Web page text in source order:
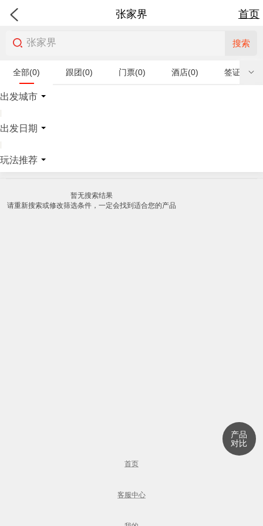
张家界 首页
搜索
全部(0) 跟团(0) 门票(0) 酒店(0) 签证(0)
特产商品(0)
出发城市
|
出发日期
|
玩法推荐
暂无搜索结果
请重新搜索或修改筛选条件，一定会找到适合您的产品
产品
对比
首页
客服中心